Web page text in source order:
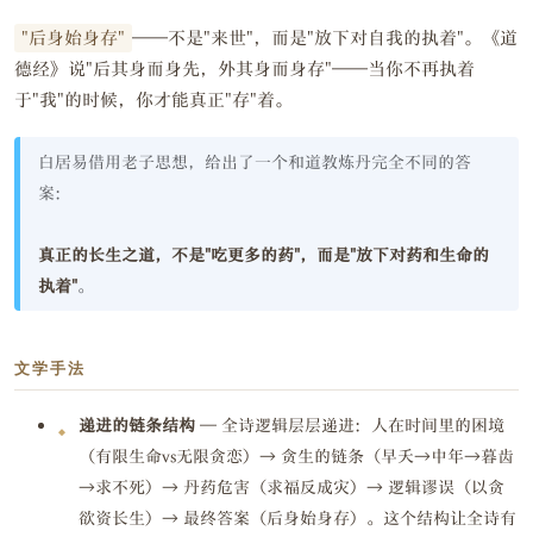
"后身始身存" ——不是"来世"，而是"放下对自我的执着"。《道
德经》说"后其身而身先，外其身而身存"——当你不再执着
于"我"的时候，你才能真正"存"着。
白居易借用老子思想，给出了一个和道教炼丹完全不同的答
案：
真正的长生之道，不是"吃更多的药"，而是"放下对药和生命的
执着"。
文学手法
递进的链条结构 — 全诗逻辑层层递进：人在时间里的困境
（有限生命vs无限贪恋）→ 贪生的链条（早夭→中年→暮齿
→求不死）→ 丹药危害（求福反成灾）→ 逻辑谬误（以贪
欲资长生）→ 最终答案（后身始身存）。这个结构让全诗有